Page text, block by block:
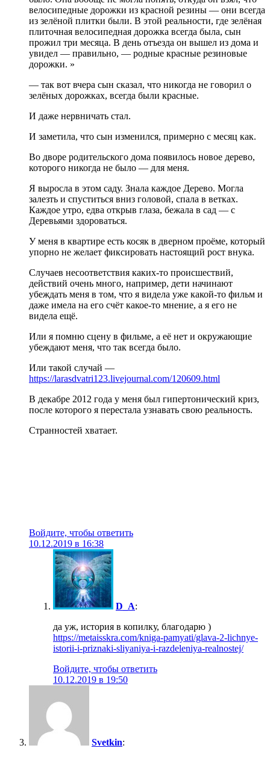
велосипедные дорожки из красной резины — они всегда
из зелёной плитки были. В этой реальности, где зелёная
плиточная велосипедная дорожка всегда была, сын
прожил три месяца. В день отъезда он вышел из дома и
увидел — правильно, — родные красные резиновые
дорожки. »
— так вот вчера сын сказал, что никогда не говорил о
зелёных дорожках, всегда были красные.
И даже нервничать стал.
И заметила, что сын изменился, примерно с месяц как.
Во дворе родительского дома появилось новое дерево,
которого никогда не было — для меня.
Я выросла в этом саду. Знала каждое Дерево. Могла
залезть и спуститься вниз головой, спала в ветках.
Каждое утро, едва открыв глаза, бежала в сад — с
Деревьями здороваться.
У меня в квартире есть косяк в дверном проёме, который
упорно не желает фиксировать настоящий рост внука.
Случаев несоответствия каких-то происшествий,
действий очень много, например, дети начинают
убеждать меня в том, что я видела уже какой-то фильм и
даже имела на его счёт какое-то мнение, а я его не
видела ещё.
Или я помню сцену в фильме, а её нет и окружающие
убеждают меня, что так всегда было.
Или такой случай —
https://larasdvatri123.livejournal.com/120609.html
В декабре 2012 года у меня был гипертонический криз,
после которого я перестала узнавать свою реальность.
Странностей хватает.
Войдите, чтобы ответить
10.12.2019 в 16:38
D_A:
да уж, история в копилку, благодарю )
https://metaisskra.com/kniga-pamyati/glava-2-lichnye-
istorii-i-priznaki-sliyaniya-i-razdeleniya-realnostej/
Войдите, чтобы ответить
10.12.2019 в 19:50
Svetkin: